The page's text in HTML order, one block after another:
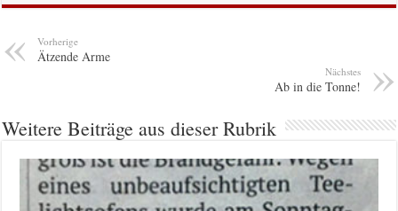
Vorherige
Ätzende Arme
Nächstes
Ab in die Tonne!
Weitere Beiträge aus dieser Rubrik